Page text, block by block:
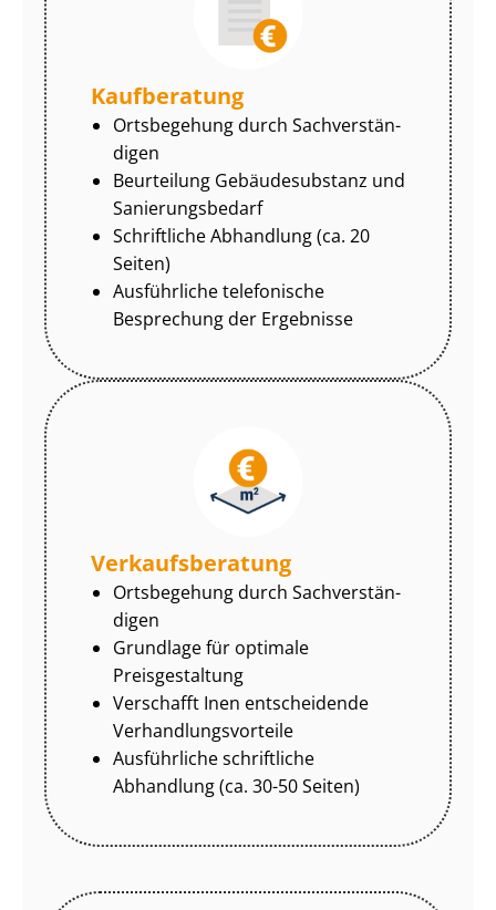
Kaufberatung
Ortsbegehung durch Sach­ver­stän­
di­gen
Beurteilung Gebäudesubstanz und
Sa­nie­rungs­be­darf
Schriftliche Abhandlung (ca. 20
Seiten)
Ausführliche telefonische
Besprechung der Ergebnisse
Ver­kaufs­be­ra­tung
Ortsbegehung durch Sach­ver­stän­
di­gen
Grundlage für optimale
Preisgestaltung
Verschafft Inen entscheidende
Ver­hand­lungs­vor­tei­le
Ausführliche schriftliche
Abhandlung (ca. 30-50 Seiten)